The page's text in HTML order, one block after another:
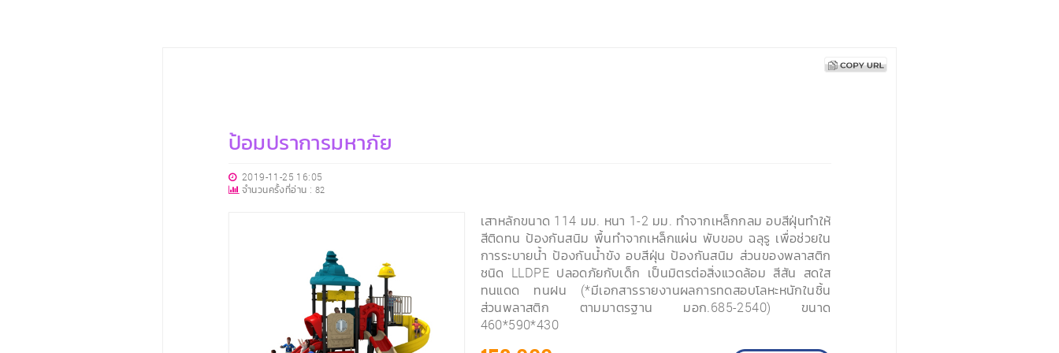
ป้อมปราการมหาภัย
2019-11-25 16:05
จำนวนครั้งที่อ่าน : 82
เสาหลักขนาด 114 มม. หนา 1-2 มม. ทำจากเหล็กกลม อบสีฝุ่นทำให้
สีติดทน ป้องกันสนิม พื้นทำจากเหล็กแผ่น พับขอบ ฉลุรู เพื่อช่วยใน
การระบายน้ำ ป้องกันน้ำขัง อบสีฝุ่น ป้องกันสนิม ส่วนของพลาสติก
ชนิด LLDPE ปลอดภัยกับเด็ก เป็นมิตรต่อสิ่งแวดล้อม สีสัน สดใส
ทนแดด ทนฝน (*มีเอกสารรายงานผลการทดสอบโลหะหนักในชิ้น
ส่วนพลาสติก ตามมาตรฐาน มอก.685-2540) ขนาด
460*590*430